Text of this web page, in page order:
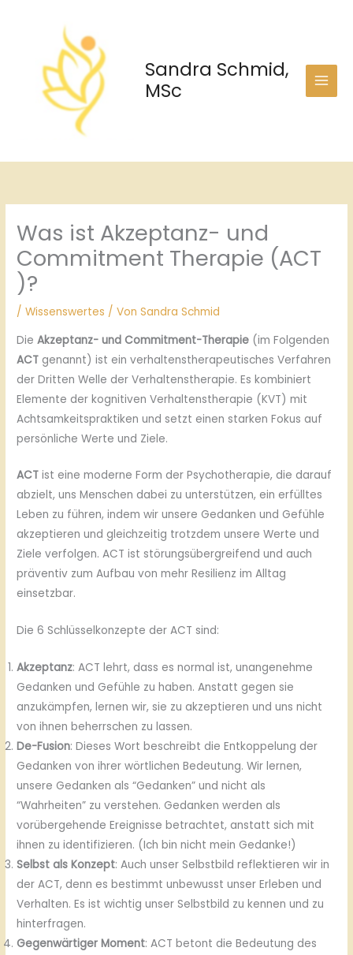
Sandra Schmid,
MSc
Was ist Akzeptanz- und
Commitment Therapie (ACT
)?
/Wissenswertes / VonSandra Schmid
DieAkzeptanz- und Commitment-Therapie (im Folgenden
ACT genannt) ist ein verhaltenstherapeutisches Verfahren
der Dritten Welle der Verhaltenstherapie. Es kombiniert
Elemente der kognitiven Verhaltenstherapie (KVT) mit
Achtsamkeitspraktiken und setzt einen starken Fokus auf
persönliche Werte und Ziele.
ACTist eine moderne Form der Psychotherapie, die darauf
abzielt, uns Menschen dabei zu unterstützen, ein erfülltes
Leben zu führen, indem wir unsere Gedanken und Gefühle
akzeptieren und gleichzeitig trotzdem unsere Werte und
Ziele verfolgen. ACT ist störungsübergreifend und auch
präventiv zum Aufbau von mehr Resilienz im Alltag
einsetzbar.
Die 6 Schlüsselkonzepte der ACT sind:
Akzeptanz: ACT lehrt, dass es normal ist, unangenehme
Gedanken und Gefühle zu haben. Anstatt gegen sie
anzukämpfen, lernen wir, sie zu akzeptieren und uns nicht
von ihnen beherrschen zu lassen.
De-Fusion: Dieses Wort beschreibt die Entkoppelung der
Gedanken von ihrer wörtlichen Bedeutung. Wir lernen,
unsere Gedanken als “Gedanken” und nicht als
“Wahrheiten” zu verstehen. Gedanken werden als
vorübergehende Ereignisse betrachtet, anstatt sich mit
ihnen zu identifizieren. (Ich bin nicht mein Gedanke!)
Selbst als Konzept: Auch unser Selbstbild reflektieren wir in
der ACT, denn es bestimmt unbewusst unser Erleben und
Verhalten. Es ist wichtig unser Selbstbild zu kennen und zu
hinterfragen.
Gegenwärtiger Moment: ACT betont die Bedeutung des